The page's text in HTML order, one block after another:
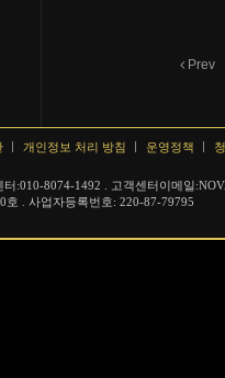
Prev
개인정보 처리 방침 운영정책
:010-8074-1492 . 고객센터이메일
. 사업자등록번호: 220-87-79795